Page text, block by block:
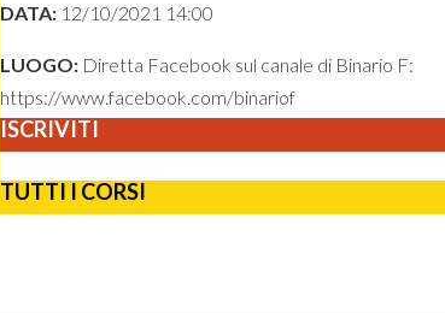
DATA: 12/10/2021 14:00
LUOGO: Diretta Facebook sul canale di Binario F:
https://www.facebook.com/binariof
ISCRIVITI
TUTTI I CORSI